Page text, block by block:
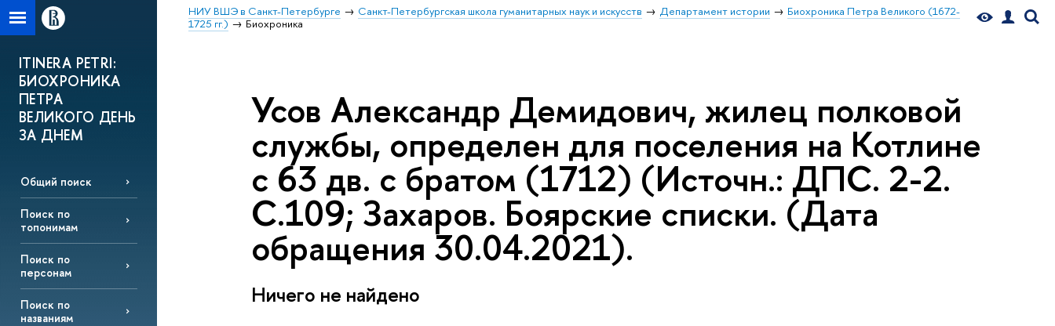
НИУ ВШЭ в Санкт-Петербурге Санкт-Петербургская школа гуманитарных наук и искусств Департамент истории
Биохроника Петра Великого (1672-
1725 гг.)
Биохроника
ITINERA PETRI:
БИОХРОНИКА
ПЕТРА
ВЕЛИКОГО ДЕНЬ
ЗА ДНЕМ
Общий поиск
Поиск по
топонимам
Поиск по
персонам
Поиск по
названиям
Усов Александр Демидович, жилец полковой
службы, определен для поселения на Котлине
с 63 дв. с братом (1712) (Источн.: ДПС. 2-2.
С.109; Захаров. Боярские списки. (Дата
обращения 30.04.2021).
Ничего не найдено